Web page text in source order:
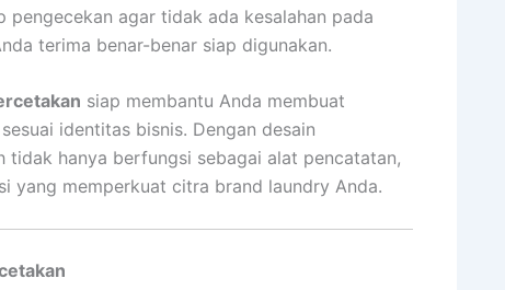
pengecekan agar tidak ada kesalahan pada
terima benar-benar siap digunakan.
siap membantu Anda membuat
identitas bisnis. Dengan desain
tidak hanya berfungsi sebagai alat pencatatan,
yang memperkuat citra brand laundry Anda.